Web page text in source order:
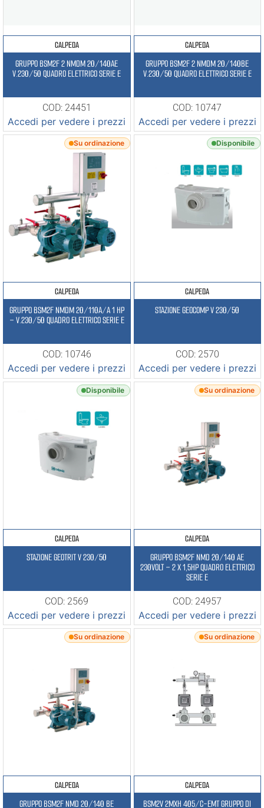
CALPEDA
GRUPPO BSM2F 2 NMDM 20/140AE
V.230/50 QUADRO ELETTRICO SERIE E
COD: 24451
Accedi per vedere i prezzi
CALPEDA
GRUPPO BSM2F 2 NMDM 20/140BE
V.230/50 QUADRO ELETTRICO SERIE E
COD: 10747
Accedi per vedere i prezzi
Su ordinazione
CALPEDA
GRUPPO BSM2F NMDM 20/110A/A 1 HP
– V.230/50 QUADRO ELETTRICO SERIE E
COD: 10746
Accedi per vedere i prezzi
Disponibile
CALPEDA
STAZIONE GEOCOMP V 230/50
COD: 2570
Accedi per vedere i prezzi
Disponibile
CALPEDA
STAZIONE GEOTRIT V 230/50
COD: 2569
Accedi per vedere i prezzi
Su ordinazione
CALPEDA
GRUPPO BSM2F NMD 20/140 AE
230VOLT – 2 X 1,5HP QUADRO ELETTRICO
SERIE E
COD: 24957
Accedi per vedere i prezzi
Su ordinazione
CALPEDA
GRUPPO BSM2F NMD 20/140 BE
Su ordinazione
CALPEDA
BSM2V 2MXH 405/C-EMT GRUPPO DI